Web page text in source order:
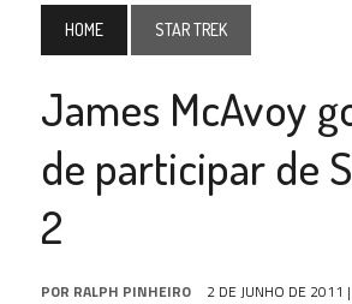
HOME STAR TREK
James McAvoy
de participar de
2
POR RALPH PINHEIRO 2 DE JUNHO DE 2011 |